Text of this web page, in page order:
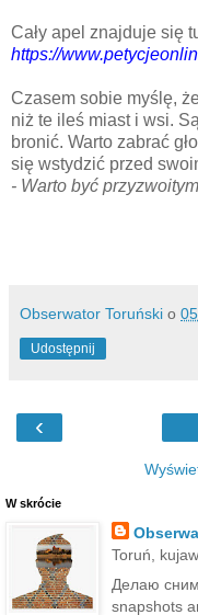
Cały apel znajduje się
https://
Czasem sobie myślę,
niż te ileś miast i wsi.
bronić. Warto zabrać
się wstydzić przed
- Warto być
Obserwator Toruński o
Udostępnij
‹
W skrócie
Toruń,
Делаю
snapshots